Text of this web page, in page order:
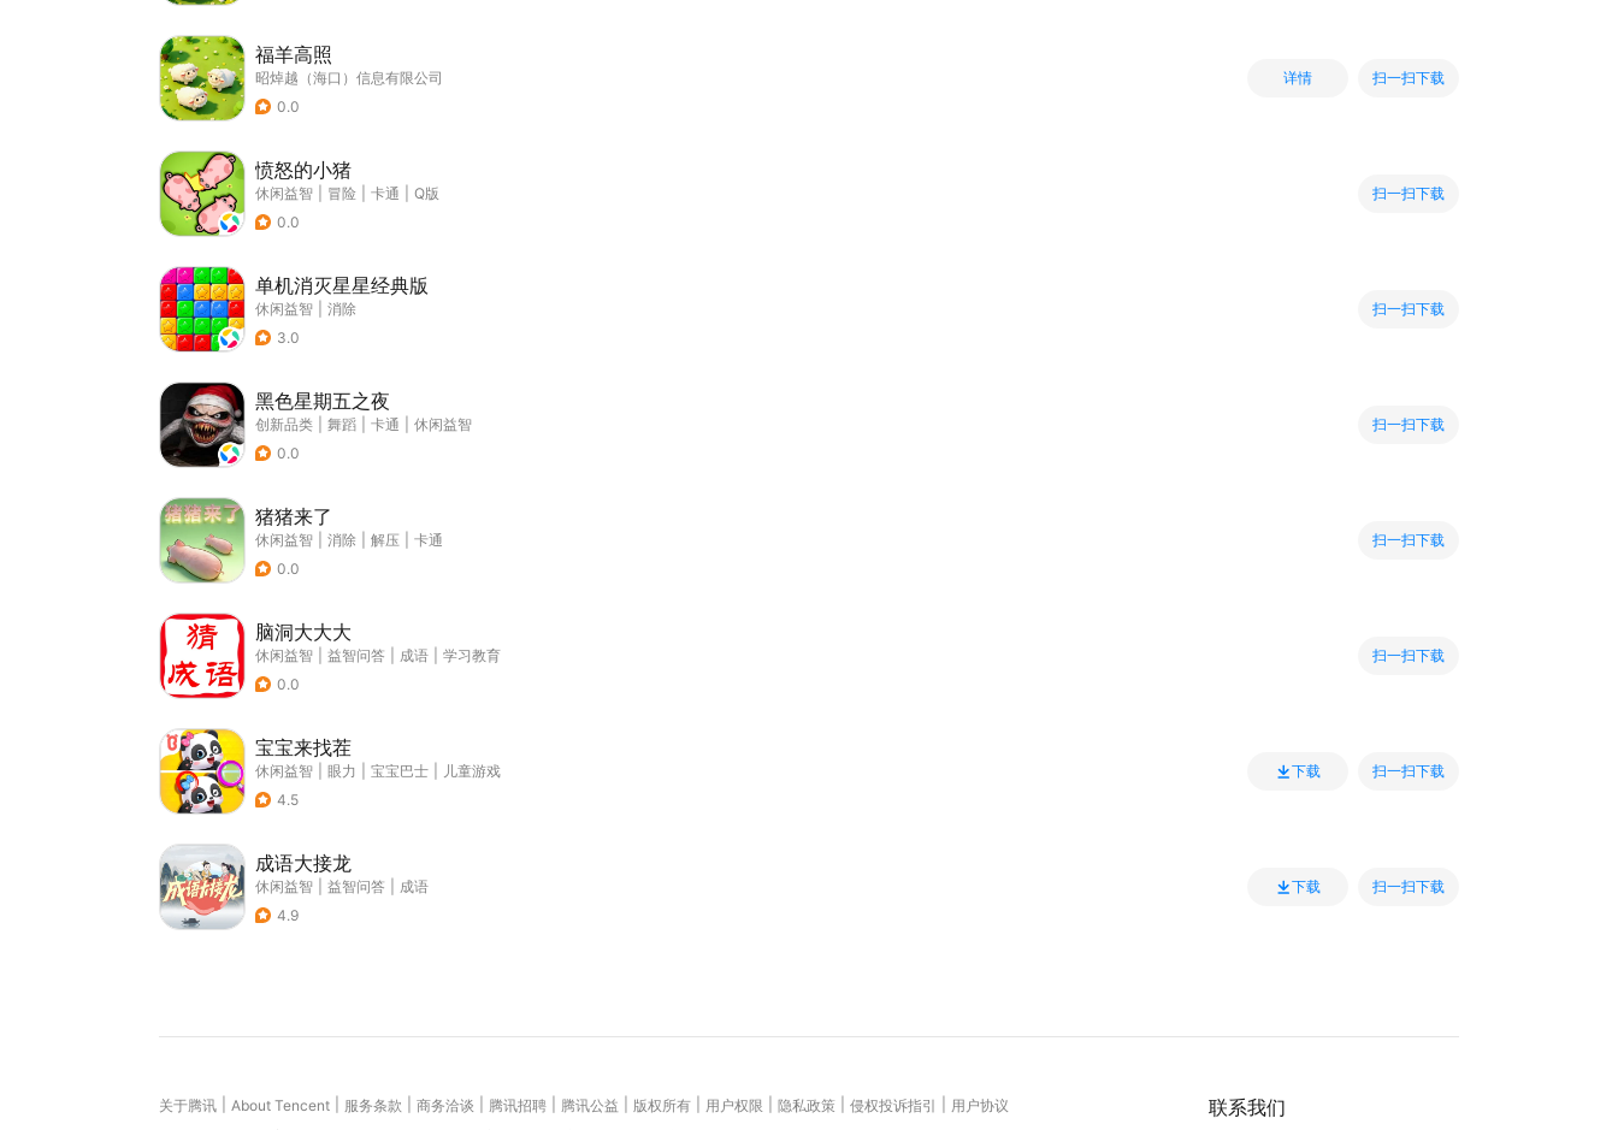
福羊高照
昭焯越（海口）信息有限公司
0.0
详情 扫一扫下载
愤怒的小猪
休闲益智 冒险 卡通
Q版
0.0
扫一扫下载
单机消灭星星经典版
休闲益智
消除
3.0
扫一扫下载
黑色星期五之夜
创新品类 舞蹈 卡通
休闲益智
0.0
扫一扫下载
猪猪来了
休闲益智 消除 解压
卡通
0.0
扫一扫下载
脑洞大大大
休闲益智 益智问答 成语
学习教育
0.0
扫一扫下载
宝宝来找茬
休闲益智 眼力 宝宝巴士
儿童游戏
4.5
下载 扫一扫下载
成语大接龙
休闲益智 益智问答
成语
4.9
下载 扫一扫下载
联系我们
关于腾讯 About Tencent 服务条款 商务洽谈 腾讯招聘 腾讯公益 版权所有 用户权限 隐私政策 侵权投诉指引
用户协议